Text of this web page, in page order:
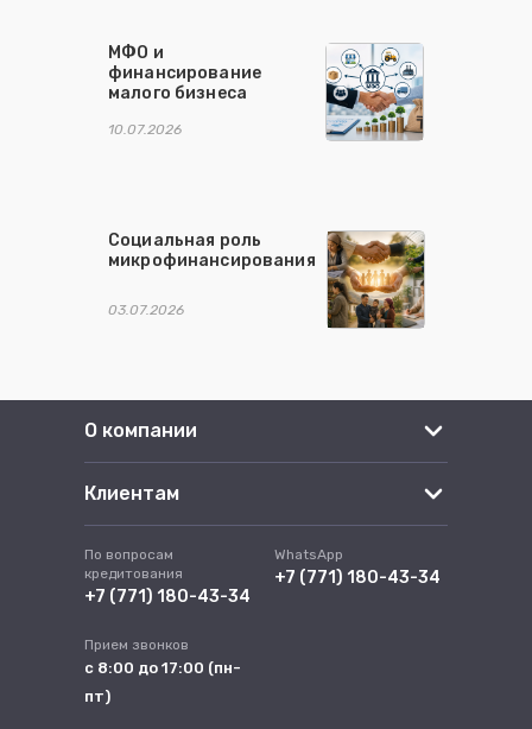
МФО и
финансирование
малого бизнеса
10.07.2026
Социальная роль
микрофинансирования
03.07.2026
О компании
Клиентам
По вопросам
кредитования
+7 (771) 180-43-34
WhatsApp
+7 (771) 180-43-34
Прием звонков
с 8:00 до 17:00 (пн-
пт)